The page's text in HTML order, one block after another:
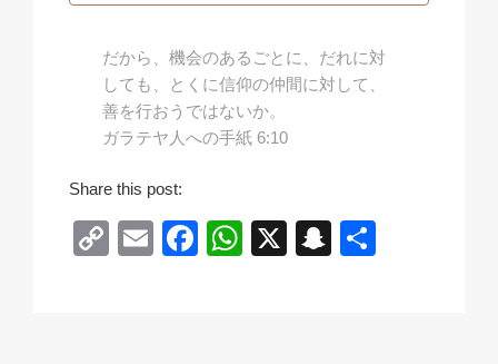
だから、機会のあるごとに、だれに対
しても、とくに信仰の仲間に対して、
善を行おうではないか。
ガラテヤ人への手紙 6:10
Share this post:
C
E
F
W
X
S